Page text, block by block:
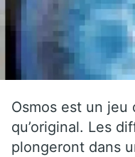
Osmos est un
qu’original. Les
plongeront dans